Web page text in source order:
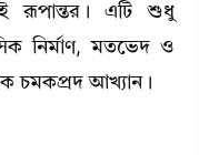
রূপান্তর। এটি শুধু
নির্মাণ, মতভেদ ও
এক চমকপ্রদ আখ্যান।